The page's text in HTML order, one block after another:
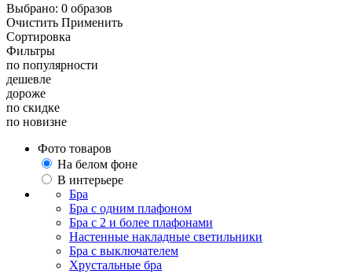
Выбрано: 0 образов
Очистить Применить
Сортировка
Фильтры
по популярности
дешевле
дороже
по скидке
по новизне
Фото товаров
На белом фоне
В интерьере
Бра
Бра с одним плафоном
Бра с 2 и более плафонами
Настенные накладные светильники
Бра с выключателем
Хрустальные бра